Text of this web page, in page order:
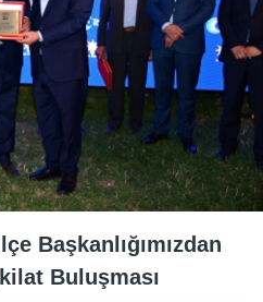
Başkanlığımızdan
Buluşması